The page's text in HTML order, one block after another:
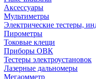
Аксессуары
Мультиметры
Электрические тестеры,
Пирометры
Токовые клещи
Приборы ОВК
Тестеры электроустановок
Лазерные дальномеры
Мегаомметр